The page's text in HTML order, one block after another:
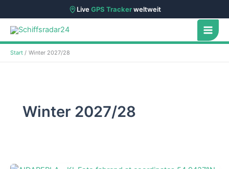
LiveGPS Trackerweltweit
Zum
Inhalt
springen
Start Winter 2027/28
Winter 2027/28